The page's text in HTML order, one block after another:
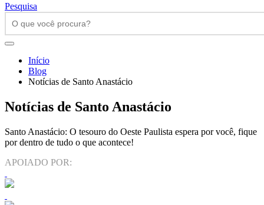
Pesquisa
Início
Blog
Notícias de Santo Anastácio
Notícias de Santo Anastácio
Santo Anastácio: O tesouro do Oeste Paulista espera por você, fique
por dentro de tudo o que acontece!
APOIADO POR: